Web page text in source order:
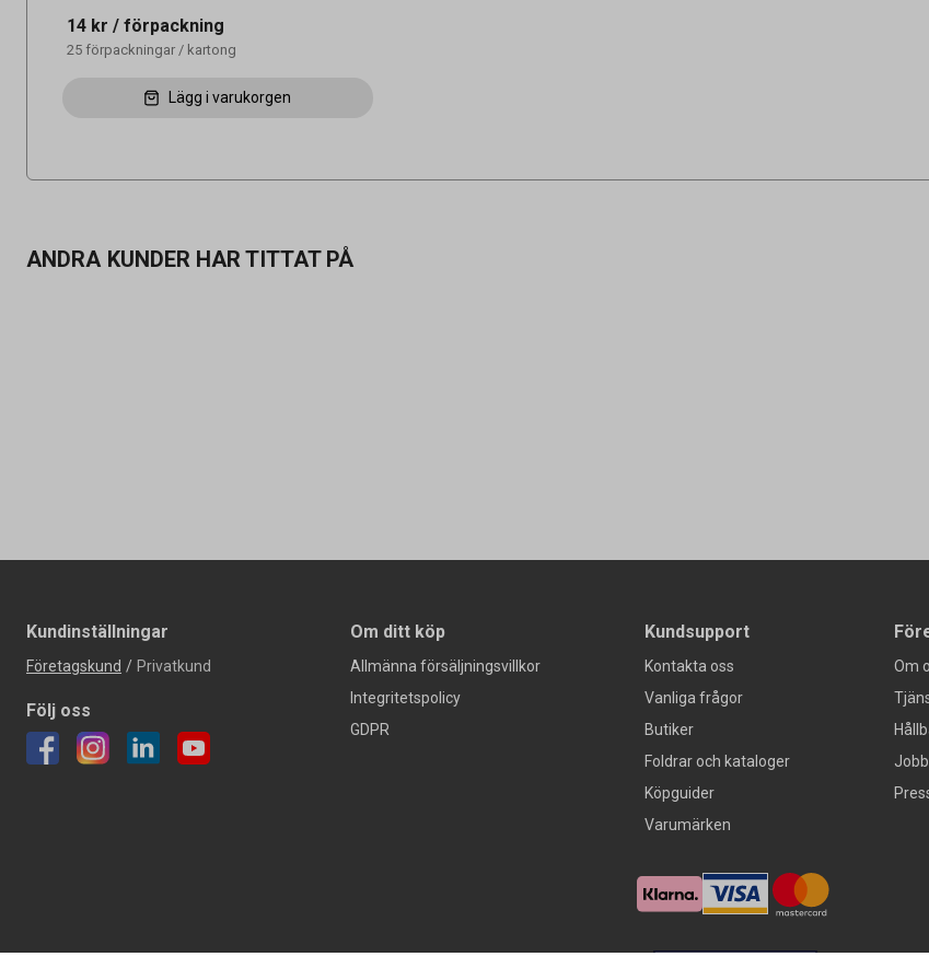
14 kr / förpackning
25 förpackningar / kartong
Lägg i varukorgen
ANDRA KUNDER HAR TITTAT PÅ
Kundinställningar
Företagskund / Privatkund
Följ oss
Om ditt köp
Allmänna försäljningsvillkor
Integritetspolicy
GDPR
Kundsupport
Kontakta oss
Vanliga frågor
Butiker
Foldrar och kataloger
Köpguider
Varumärken
Om